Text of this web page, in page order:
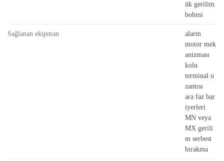
ük gerilim
bobini
Sağlanan ekipman
alarm
motor mek
anizması
kolu
terminal u
zantısı
ara faz bar
iyerleri
MN veya
MX gerili
m serbest
bırakma